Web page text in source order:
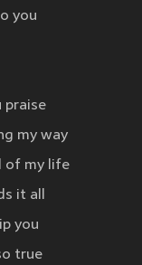
you
praise
my way
of my life
it all
you
true